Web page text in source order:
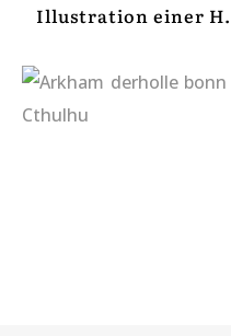
Illustration einer